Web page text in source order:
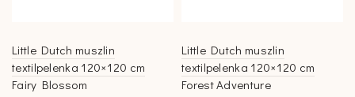
Little Dutch muszlin
textilpelenka 120×120 cm
Fairy Blossom
Little Dutch muszlin
textilpelenka 120×120 cm
Forest Adventure